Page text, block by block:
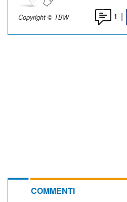
Copyright © TBW 1 |
COMMENTI